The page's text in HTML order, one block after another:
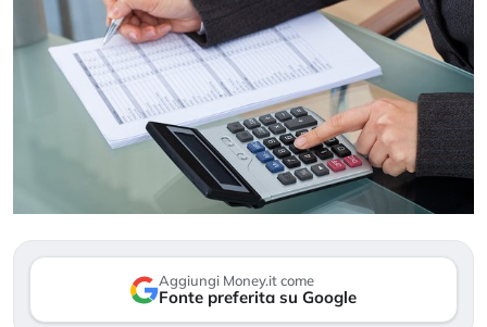
Aggiungi Money.it come
Fonte preferita su Google